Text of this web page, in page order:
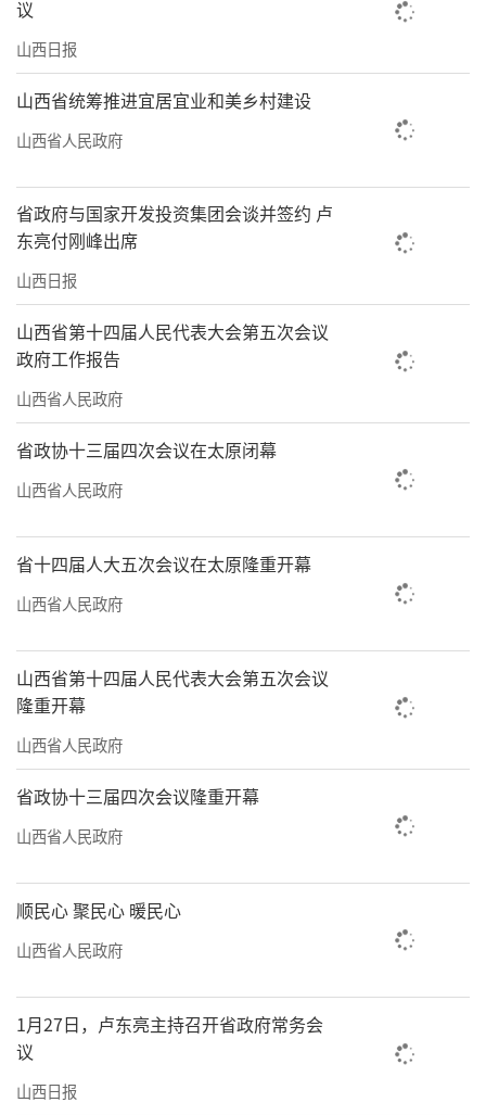
议
山西日报
山西省统筹推进宜居宜业和美乡村建设
山西省人民政府
省政府与国家开发投资集团会谈并签约 卢
东亮付刚峰出席
山西日报
山西省第十四届人民代表大会第五次会议
政府工作报告
山西省人民政府
省政协十三届四次会议在太原闭幕
山西省人民政府
省十四届人大五次会议在太原隆重开幕
山西省人民政府
山西省第十四届人民代表大会第五次会议
隆重开幕
山西省人民政府
省政协十三届四次会议隆重开幕
山西省人民政府
顺民心 聚民心 暖民心
山西省人民政府
1月27日，卢东亮主持召开省政府常务会
议
山西日报